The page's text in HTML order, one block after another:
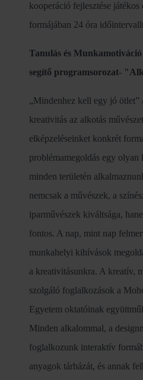
kooperáció fejlesztése
formájában 24 óra
Tanulás és Munkamotiváció
segítő programsorozat-
„Mindenhez kell egy jó
kreativitás az alkotás
elképzeléseinket konkrét
problémamegoldás egy olyan
minden területén
nemcsak a művészek, a
iparművészek kiváltsága,
fontos. A nap, mint nap
munkahelyi kihívások
a kreativitásunkra. A kreatív,
szolgáló foglalkozások a
Egyetem oktatóinak
Minden alkalommal, a
foglalkozunk interaktív
anyagok tárházát, és annak